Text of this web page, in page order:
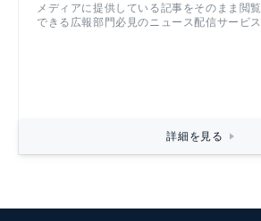
メディアに提供している記事をそのまま閲覧
できる広報部門必見のニュース配信サービス
詳細を見る